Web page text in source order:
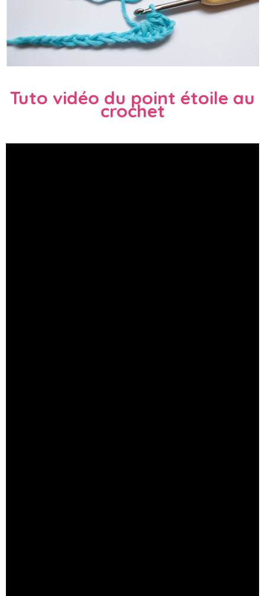
Tuto vidéo du point étoile au
crochet